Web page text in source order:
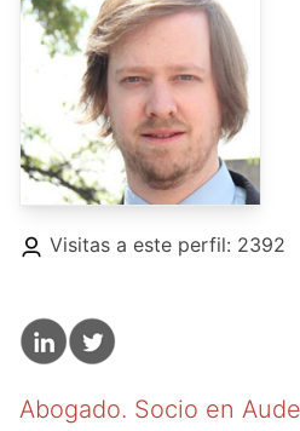
Visitas a este perfil: 2392
Abogado. Socio en